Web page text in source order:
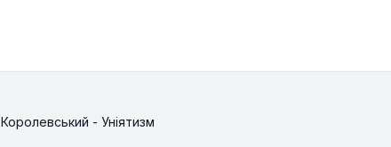
Королевський - Уніятизм